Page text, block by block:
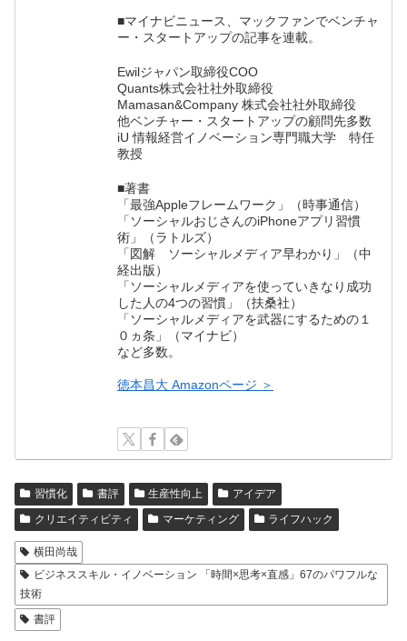
■マイナビニュース、マックファンでベンチャ
ー・スタートアップの記事を連載。
Ewilジャパン取締役COO
Quants株式会社社外取締役
Mamasan&Company 株式会社社外取締役
他ベンチャー・スタートアップの顧問先多数
iU 情報経営イノベーション専門職大学 特任
教授
■著書
「最強Appleフレームワーク」（時事通信）
「ソーシャルおじさんのiPhoneアプリ習慣
術」（ラトルズ）
「図解 ソーシャルメディア早わかり」（中
経出版）
「ソーシャルメディアを使っていきなり成功
した人の4つの習慣」（扶桑社）
「ソーシャルメディアを武器にするための１
０ヵ条」（マイナビ）
など多数。
徳本昌大 Amazonページ ＞
習慣化 書評 生産性向上
アイデア
クリエイティビティ
マーケティング ライフハック
横田尚哉
ビジネススキル・イノベーション 「時間×思考×直感」67のパワフルな
技術
書評